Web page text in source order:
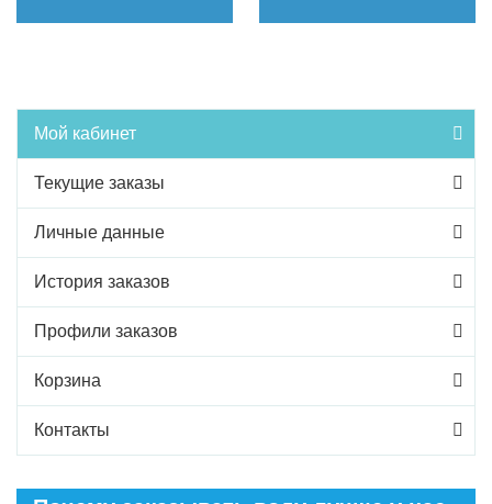
Мой кабинет
Текущие заказы
Личные данные
История заказов
Профили заказов
Корзина
Контакты